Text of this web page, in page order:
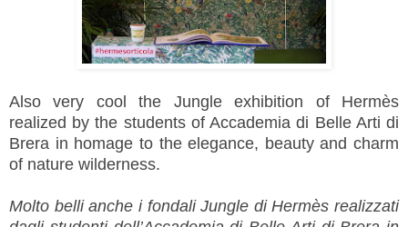
Also very cool the Jungle exhibition of Hermès
realized by the students of Accademia di Belle Arti di
Brera in homage to the elegance, beauty and charm
of nature wilderness.
Molto belli anche i fondali Jungle di Hermès realizzati